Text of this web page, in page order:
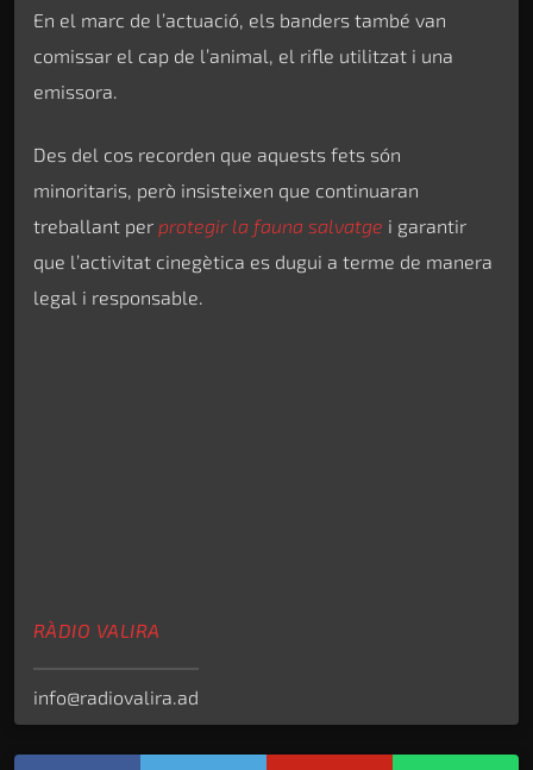
En el marc de l’actuació, els banders també van
comissar el cap de l’animal, el rifle utilitzat i una
emissora.
Des del cos recorden que aquests fets són
minoritaris, però insisteixen que continuaran
treballant per protegir la fauna salvatge i garantir
que l’activitat cinegètica es dugui a terme de manera
legal i responsable.
RÀDIO VALIRA
info@radiovalira.ad